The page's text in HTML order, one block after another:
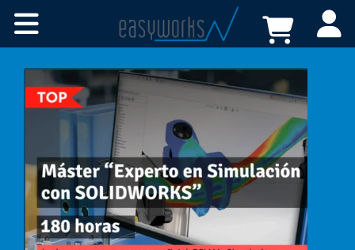
Cursos online
Certificaciones
A medida
Recursos
Tienda